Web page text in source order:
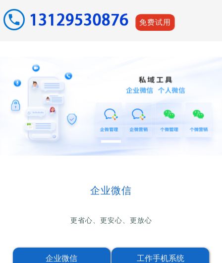
免费试用
企业微信
更省心、更安心、更放心
企业微信 工作手机系统